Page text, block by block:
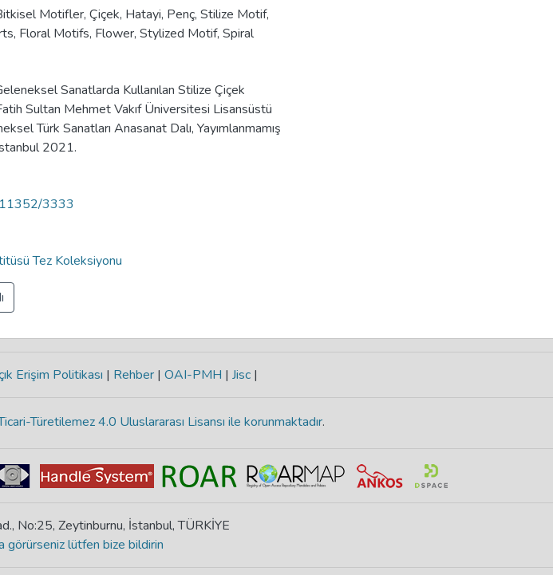
Motifler, Çiçek, Hatayi, Penç, Stilize Motif,
, Floral Motifs, Flower, Stylized Motif, Spiral
Sanatlarda Kullanılan Stilize Çiçek
Sultan Mehmet Vakıf Üniversitesi Lisansüstü
Türk Sanatları Anasanat Dalı, Yayımlanmamış
2021.
3333
Tez Koleksiyonu
Erişim Politikası | Rehber | OAI-PMH | Jisc |
Türetilemez 4.0 Uluslararası Lisansı ile korunmaktadır.
No:25, Zeytinburnu, İstanbul, TÜRKİYE
görürseniz lütfen bize bildirin